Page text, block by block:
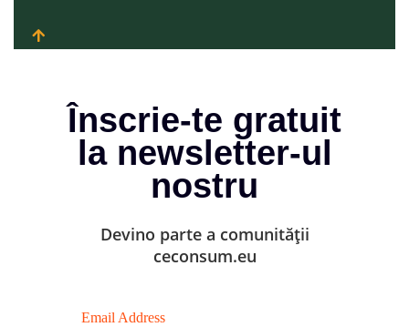
Înscrie-te gratuit
la newsletter-ul
nostru
Devino parte a comunității
ceconsum.eu
Email Address